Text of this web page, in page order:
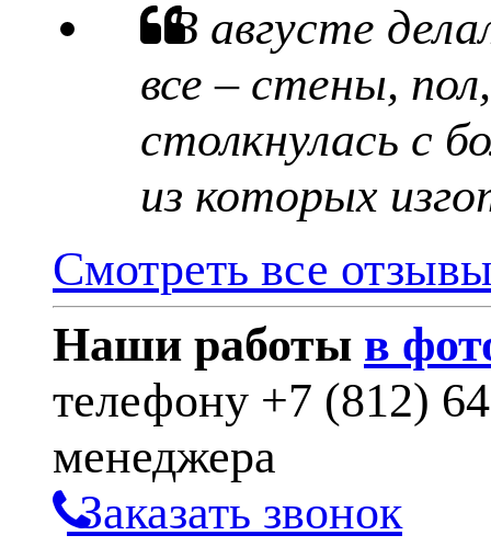
В августе
все – стены,
столкнулась с
из которых
Смотреть все
Наши работы в
телефону +7 (812)
менеджера
Заказать звонок